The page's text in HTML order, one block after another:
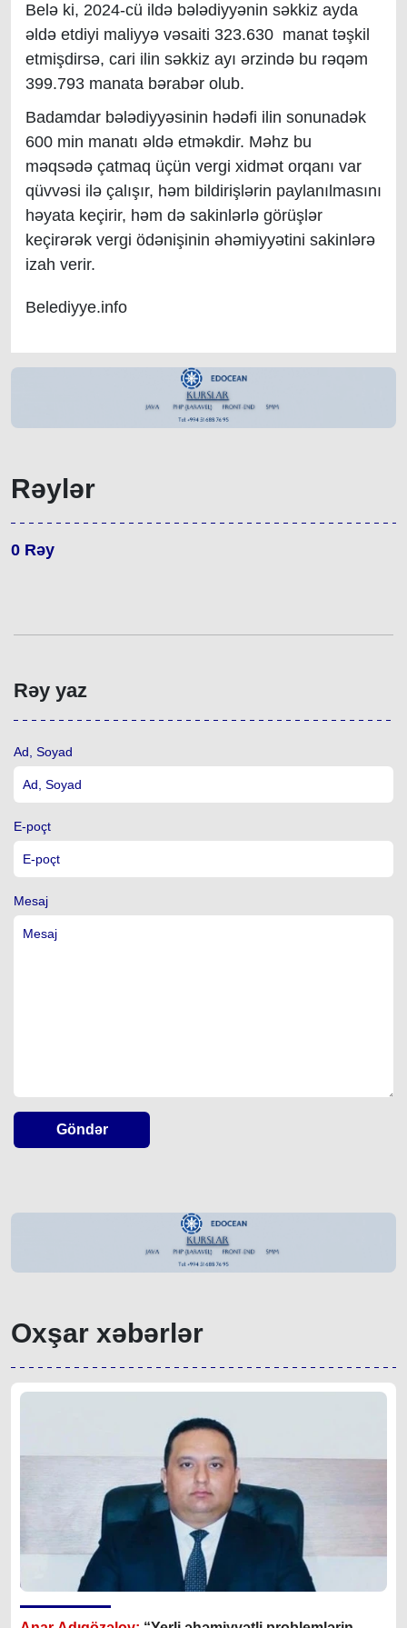
Belə ki, 2024-cü ildə bələdiyyənin səkkiz ayda
əldə etdiyi maliyyə vəsaiti 323.630 manat təşkil
etmişdirsə, cari ilin səkkiz ayı ərzində bu rəqəm
399.793 manata bərabər olub.
Badamdar bələdiyyəsinin hədəfi ilin sonunadək
600 min manatı əldə etməkdir. Məhz bu
məqsədə çatmaq üçün vergi xidmət orqanı var
qüvvəsi ilə çalışır, həm bildirişlərin paylanılmasını
həyata keçirir, həm də sakinlərlə görüşlər
keçirərək vergi ödənişinin əhəmiyyətini sakinlərə
izah verir.
Belediyye.info
Rəylər
0 Rəy
Rəy yaz
Ad, Soyad
E-poçt
Mesaj
Göndər
Oxşar xəbərlər